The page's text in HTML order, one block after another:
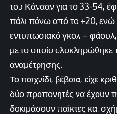
του Κάνααν για το 33-54,
πάλι πάνω από το +20, ενώ
εντυπωσιακό γκολ –
με το οποίο ολοκληρώθηκε
αναμέτρησης.
Το παιχνίδι, βέβαια, είχε
δύο προπονητές να έχουν
δοκιμάσουν παίκτες και